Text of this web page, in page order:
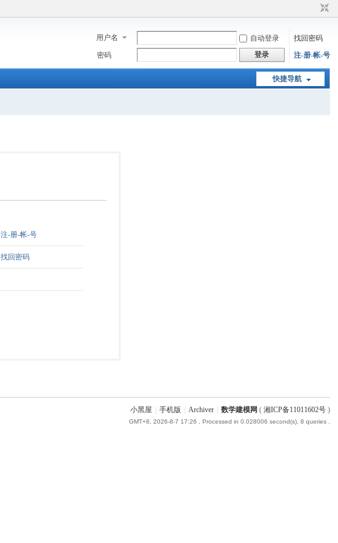
用户名 自动登录
找回密码
密码
登录 注-册-帐-号
快捷导航
注-册-帐-号
找回密码
小黑屋 手机版 Archiver 数学建模网 ( 湘ICP备11011602号)
GMT+8, 2026-8-7 17:26 , Processed in 0.028006 second(s), 8 queries .